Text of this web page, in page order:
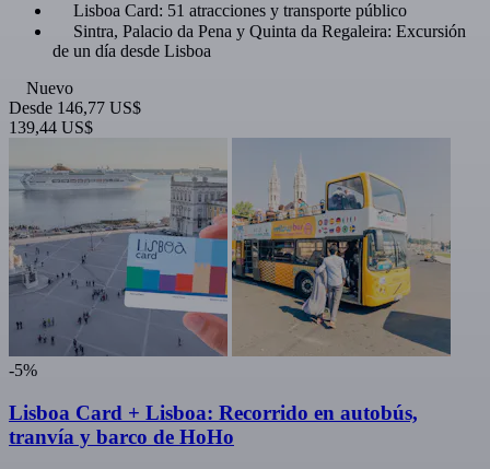
Lisboa Card: 51 atracciones y transporte público
Sintra, Palacio da Pena y Quinta da Regaleira: Excursión
de un día desde Lisboa
Nuevo
Desde 146,77 US$
139,44 US$
-5%
Lisboa Card + Lisboa: Recorrido en autobús,
tranvía y barco de HoHo